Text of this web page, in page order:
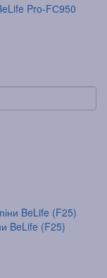
Pro-FС950
BeLife (F25)